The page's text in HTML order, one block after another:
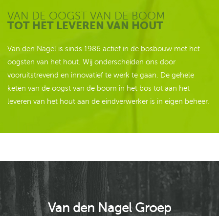
VAN DE OOGST VAN DE BOOM
TOT HET LEVEREN VAN HOUT
Van den Nagel is sinds 1986 actief in de bosbouw met het
oogsten van het hout. Wij onderscheiden ons door
vooruitstrevend en innovatief te werk te gaan. De gehele
keten van de oogst van de boom in het bos tot aan het
leveren van het hout aan de eindverwerker is in eigen beheer.
Van den Nagel Groep